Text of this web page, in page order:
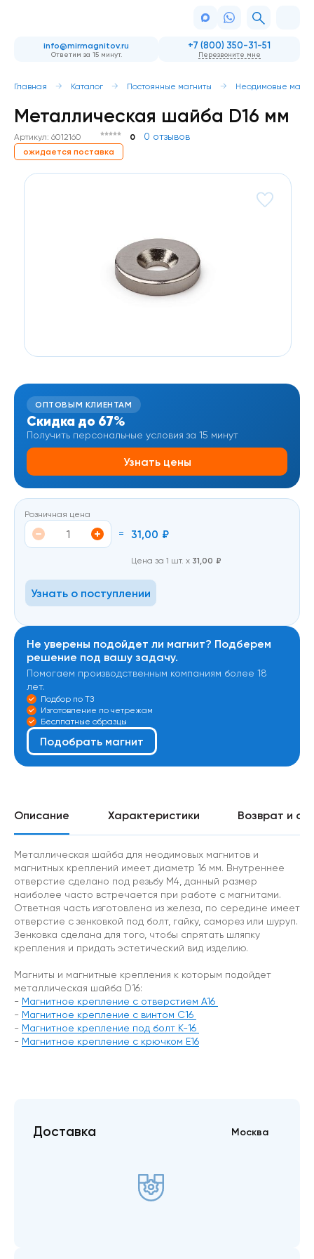
info@mirmagnitov.ru
Ответим за 15 минут.
+7 (800) 350-31-51
Перезвоните мне
Главная Каталог Постоянные магниты Неодимовые
Металлическая шайба D16 мм
Артикул: 6012160 0 0 отзывов
ожидается поставка
ОПТОВЫМ КЛИЕНТАМ
Скидка до 67%
Получить персональные условия за 15 минут
Узнать цены
Розничная цена
= 31,00 ₽
Цена за 1 шт. х 31,00 ₽
Узнать о поступлении
Не уверены подойдет ли магнит? Подберем
решение под вашу задачу.
Помогаем производственным компаниям более 18
лет.
Подбор по ТЗ
Изготовление по четрежам
Беслпатные образцы
Подобрать магнит
Описание Характеристики Возврат и
Металлическая шайба для неодимовых магнитов и
магнитных креплений имеет диаметр 16 мм. Внутреннее
отверстие сделано под резьбу М4, данный размер
наиболее часто встречается при работе с магнитами.
Ответная часть изготовлена из железа, по середине имеет
отверстие с зенковкой под болт, гайку, саморез или шуруп.
Зенковка сделана для того, чтобы спрятать шляпку
крепления и придать эстетический вид изделию.
Магниты и магнитные крепления к которым подойдет
металлическая шайба D16:
- Магнитное крепление с отверстием А16
- Магнитное крепление с винтом С16
- Магнитное крепление под болт К-16
- Магнитное крепление с крючком Е16
Доставка Москва